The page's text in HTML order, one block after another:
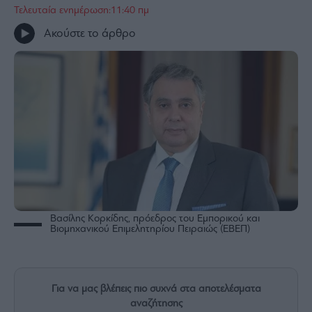
Room
301
My
Story
Today
Mononews2030
Τελευταία ενημέρωση:11:40 πμ
Ακούστε το άρθρο
Βασίλης Κορκίδης, πρόεδρος του Εμπορικού και
Βιομηχανικού Επιμελητηρίου Πειραιώς (ΕΒΕΠ)
Για να μας βλέπεις πιο συχνά στα αποτελέσματα
αναζήτησης